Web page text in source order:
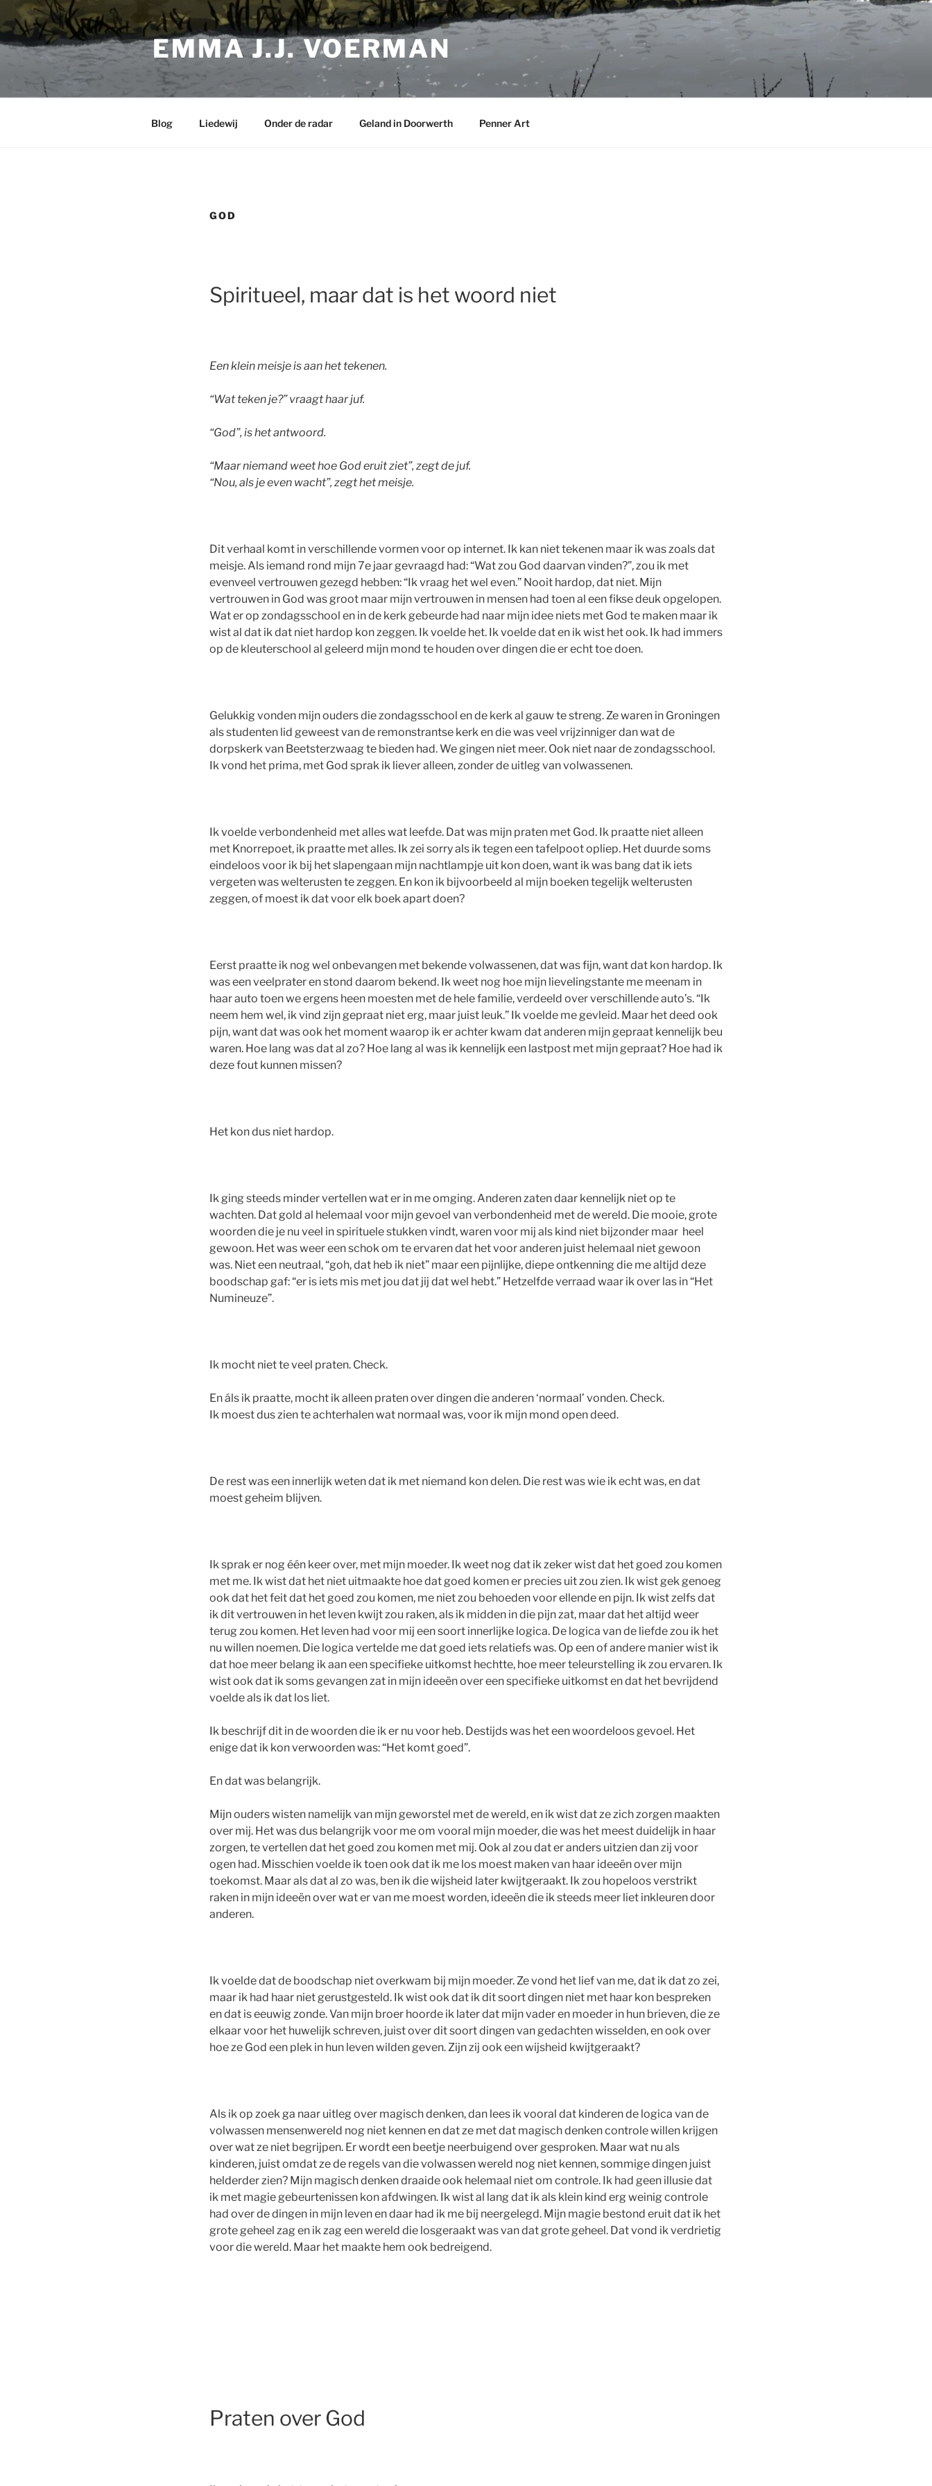
naar
de
EMMA J.J. VOERMAN
Blog Liedewij Onder de radar Geland in Doorwerth Penner Art
GOD
Spiritueel, maar dat is het woord niet
Een klein meisje is aan het tekenen.
“Wat teken je?” vraagt haar juf.
“God”, is het antwoord.
“Maar niemand weet hoe God eruit ziet”, zegt de juf.
“Nou, als je even wacht”, zegt het meisje.
Dit verhaal komt in verschillende vormen voor op internet. Ik kan niet tekenen maar ik was zoals dat
meisje. Als iemand rond mijn 7e jaar gevraagd had: “Wat zou God daarvan vinden?”, zou ik met
evenveel vertrouwen gezegd hebben: “Ik vraag het wel even.” Nooit hardop, dat niet. Mijn
vertrouwen in God was groot maar mijn vertrouwen in mensen had toen al een fikse deuk opgelopen.
Wat er op zondagsschool en in de kerk gebeurde had naar mijn idee niets met God te maken maar ik
wist al dat ik dat niet hardop kon zeggen. Ik voelde het. Ik voelde dat en ik wist het ook. Ik had immers
op de kleuterschool al geleerd mijn mond te houden over dingen die er echt toe doen.
Gelukkig vonden mijn ouders die zondagsschool en de kerk al gauw te streng. Ze waren in Groningen
als studenten lid geweest van de remonstrantse kerk en die was veel vrijzinniger dan wat de
dorpskerk van Beetsterzwaag te bieden had. We gingen niet meer. Ook niet naar de zondagsschool.
Ik vond het prima, met God sprak ik liever alleen, zonder de uitleg van volwassenen.
Ik voelde verbondenheid met alles wat leefde. Dat was mijn praten met God. Ik praatte niet alleen
met Knorrepoet, ik praatte met alles. Ik zei sorry als ik tegen een tafelpoot opliep. Het duurde soms
eindeloos voor ik bij het slapengaan mijn nachtlampje uit kon doen, want ik was bang dat ik iets
vergeten was welterusten te zeggen. En kon ik bijvoorbeeld al mijn boeken tegelijk welterusten
zeggen, of moest ik dat voor elk boek apart doen?
Eerst praatte ik nog wel onbevangen met bekende volwassenen, dat was fijn, want dat kon hardop. Ik
was een veelprater en stond daarom bekend. Ik weet nog hoe mijn lievelingstante me meenam in
haar auto toen we ergens heen moesten met de hele familie, verdeeld over verschillende auto’s. “Ik
neem hem wel, ik vind zijn gepraat niet erg, maar juist leuk.” Ik voelde me gevleid. Maar het deed ook
pijn, want dat was ook het moment waarop ik er achter kwam dat anderen mijn gepraat kennelijk beu
waren. Hoe lang was dat al zo? Hoe lang al was ik kennelijk een lastpost met mijn gepraat? Hoe had ik
deze fout kunnen missen?
Het kon dus niet hardop.
Ik ging steeds minder vertellen wat er in me omging. Anderen zaten daar kennelijk niet op te
wachten. Dat gold al helemaal voor mijn gevoel van verbondenheid met de wereld. Die mooie, grote
woorden die je nu veel in spirituele stukken vindt, waren voor mij als kind niet bijzonder maar heel
gewoon. Het was weer een schok om te ervaren dat het voor anderen juist helemaal niet gewoon
was. Niet een neutraal, “goh, dat heb ik niet” maar een pijnlijke, diepe ontkenning die me altijd deze
boodschap gaf: “er is iets mis met jou dat jij dat wel hebt.” Hetzelfde verraad waar ik over las in “Het
Numineuze”.
Ik mocht niet te veel praten. Check.
En áls ik praatte, mocht ik alleen praten over dingen die anderen ‘normaal’ vonden. Check.
Ik moest dus zien te achterhalen wat normaal was, voor ik mijn mond open deed.
De rest was een innerlijk weten dat ik met niemand kon delen. Die rest was wie ik echt was, en dat
moest geheim blijven.
Ik sprak er nog één keer over, met mijn moeder. Ik weet nog dat ik zeker wist dat het goed zou komen
met me. Ik wist dat het niet uitmaakte hoe dat goed komen er precies uit zou zien. Ik wist gek genoeg
ook dat het feit dat het goed zou komen, me niet zou behoeden voor ellende en pijn. Ik wist zelfs dat
ik dit vertrouwen in het leven kwijt zou raken, als ik midden in die pijn zat, maar dat het altijd weer
terug zou komen. Het leven had voor mij een soort innerlijke logica. De logica van de liefde zou ik het
nu willen noemen. Die logica vertelde me dat goed iets relatiefs was. Op een of andere manier wist ik
dat hoe meer belang ik aan een specifieke uitkomst hechtte, hoe meer teleurstelling ik zou ervaren. Ik
wist ook dat ik soms gevangen zat in mijn ideeën over een specifieke uitkomst en dat het bevrijdend
voelde als ik dat los liet.
Ik beschrijf dit in de woorden die ik er nu voor heb. Destijds was het een woordeloos gevoel. Het
enige dat ik kon verwoorden was: “Het komt goed”.
En dat was belangrijk.
Mijn ouders wisten namelijk van mijn geworstel met de wereld, en ik wist dat ze zich zorgen maakten
over mij. Het was dus belangrijk voor me om vooral mijn moeder, die was het meest duidelijk in haar
zorgen, te vertellen dat het goed zou komen met mij. Ook al zou dat er anders uitzien dan zij voor
ogen had. Misschien voelde ik toen ook dat ik me los moest maken van haar ideeën over mijn
toekomst. Maar als dat al zo was, ben ik die wijsheid later kwijtgeraakt. Ik zou hopeloos verstrikt
raken in mijn ideeën over wat er van me moest worden, ideeën die ik steeds meer liet inkleuren door
anderen.
Ik voelde dat de boodschap niet overkwam bij mijn moeder. Ze vond het lief van me, dat ik dat zo zei,
maar ik had haar niet gerustgesteld. Ik wist ook dat ik dit soort dingen niet met haar kon bespreken
en dat is eeuwig zonde. Van mijn broer hoorde ik later dat mijn vader en moeder in hun brieven, die ze
elkaar voor het huwelijk schreven, juist over dit soort dingen van gedachten wisselden, en ook over
hoe ze God een plek in hun leven wilden geven. Zijn zij ook een wijsheid kwijtgeraakt?
Als ik op zoek ga naar uitleg over magisch denken, dan lees ik vooral dat kinderen de logica van de
volwassen mensenwereld nog niet kennen en dat ze met dat magisch denken controle willen krijgen
over wat ze niet begrijpen. Er wordt een beetje neerbuigend over gesproken. Maar wat nu als
kinderen, juist omdat ze de regels van die volwassen wereld nog niet kennen, sommige dingen juist
helderder zien? Mijn magisch denken draaide ook helemaal niet om controle. Ik had geen illusie dat
ik met magie gebeurtenissen kon afdwingen. Ik wist al lang dat ik als klein kind erg weinig controle
had over de dingen in mijn leven en daar had ik me bij neergelegd. Mijn magie bestond eruit dat ik het
grote geheel zag en ik zag een wereld die losgeraakt was van dat grote geheel. Dat vond ik verdrietig
voor die wereld. Maar het maakte hem ook bedreigend.
Praten over God